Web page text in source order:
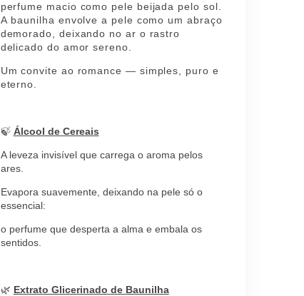
perfume macio como pele beijada pelo sol.
A baunilha envolve a pele como um abraço
demorado, deixando no ar o rastro
delicado do amor sereno.
Um convite ao romance — simples, puro e
eterno.
🍃 Álcool de Cereais
A leveza invisível que carrega o aroma pelos
ares.
Evapora suavemente, deixando na pele só o
essencial:
o perfume que desperta a alma e embala os
sentidos.
🌿 Extrato Glicerinado de Baunilha